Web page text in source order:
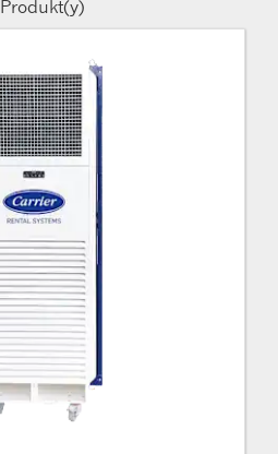
Produkt(y)